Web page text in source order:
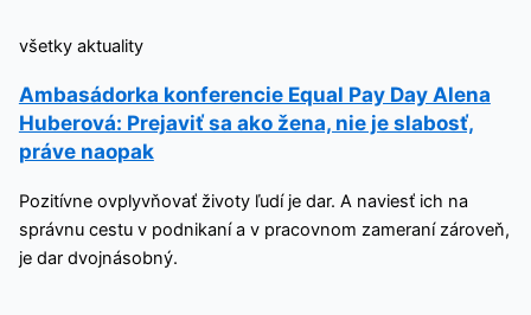
všetky aktuality
Ambasádorka konferencie Equal Pay Day Alena
Huberová: Prejaviť sa ako žena, nie je slabosť,
práve naopak
Pozitívne ovplyvňovať životy ľudí je dar. A naviesť ich na
správnu cestu v podnikaní a v pracovnom zameraní zároveň,
je dar dvojnásobný.